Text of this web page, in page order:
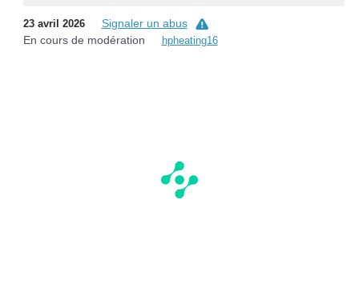
23 avril 2026
Signaler un abus
En cours de modération
hpheating16